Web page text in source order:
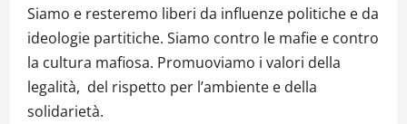
Siamo e resteremo liberi da influenze politiche e da
ideologie partitiche. Siamo contro le mafie e contro
la cultura mafiosa. Promuoviamo i valori della
legalità, del rispetto per l’ambiente e della
solidarietà.